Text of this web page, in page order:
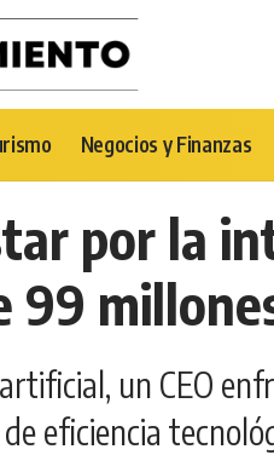
Negocios y Finanzas
por la
un CEO
eficiencia